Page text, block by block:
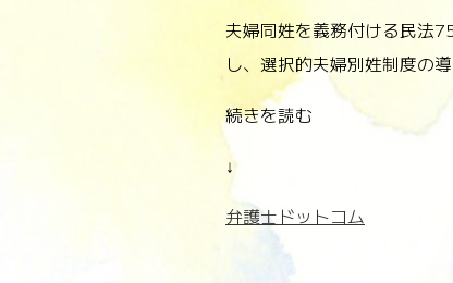
夫婦同姓を義務付ける民法
し、選択的夫婦別姓制度の
続きを読む
↓
弁護士ドットコム